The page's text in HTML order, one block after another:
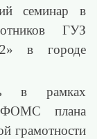
семинар в
ГУЗ
в городе
в рамках
плана
грамотности